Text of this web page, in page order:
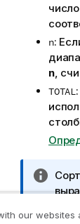
n:
n,
TOTAL
П
р
our websites